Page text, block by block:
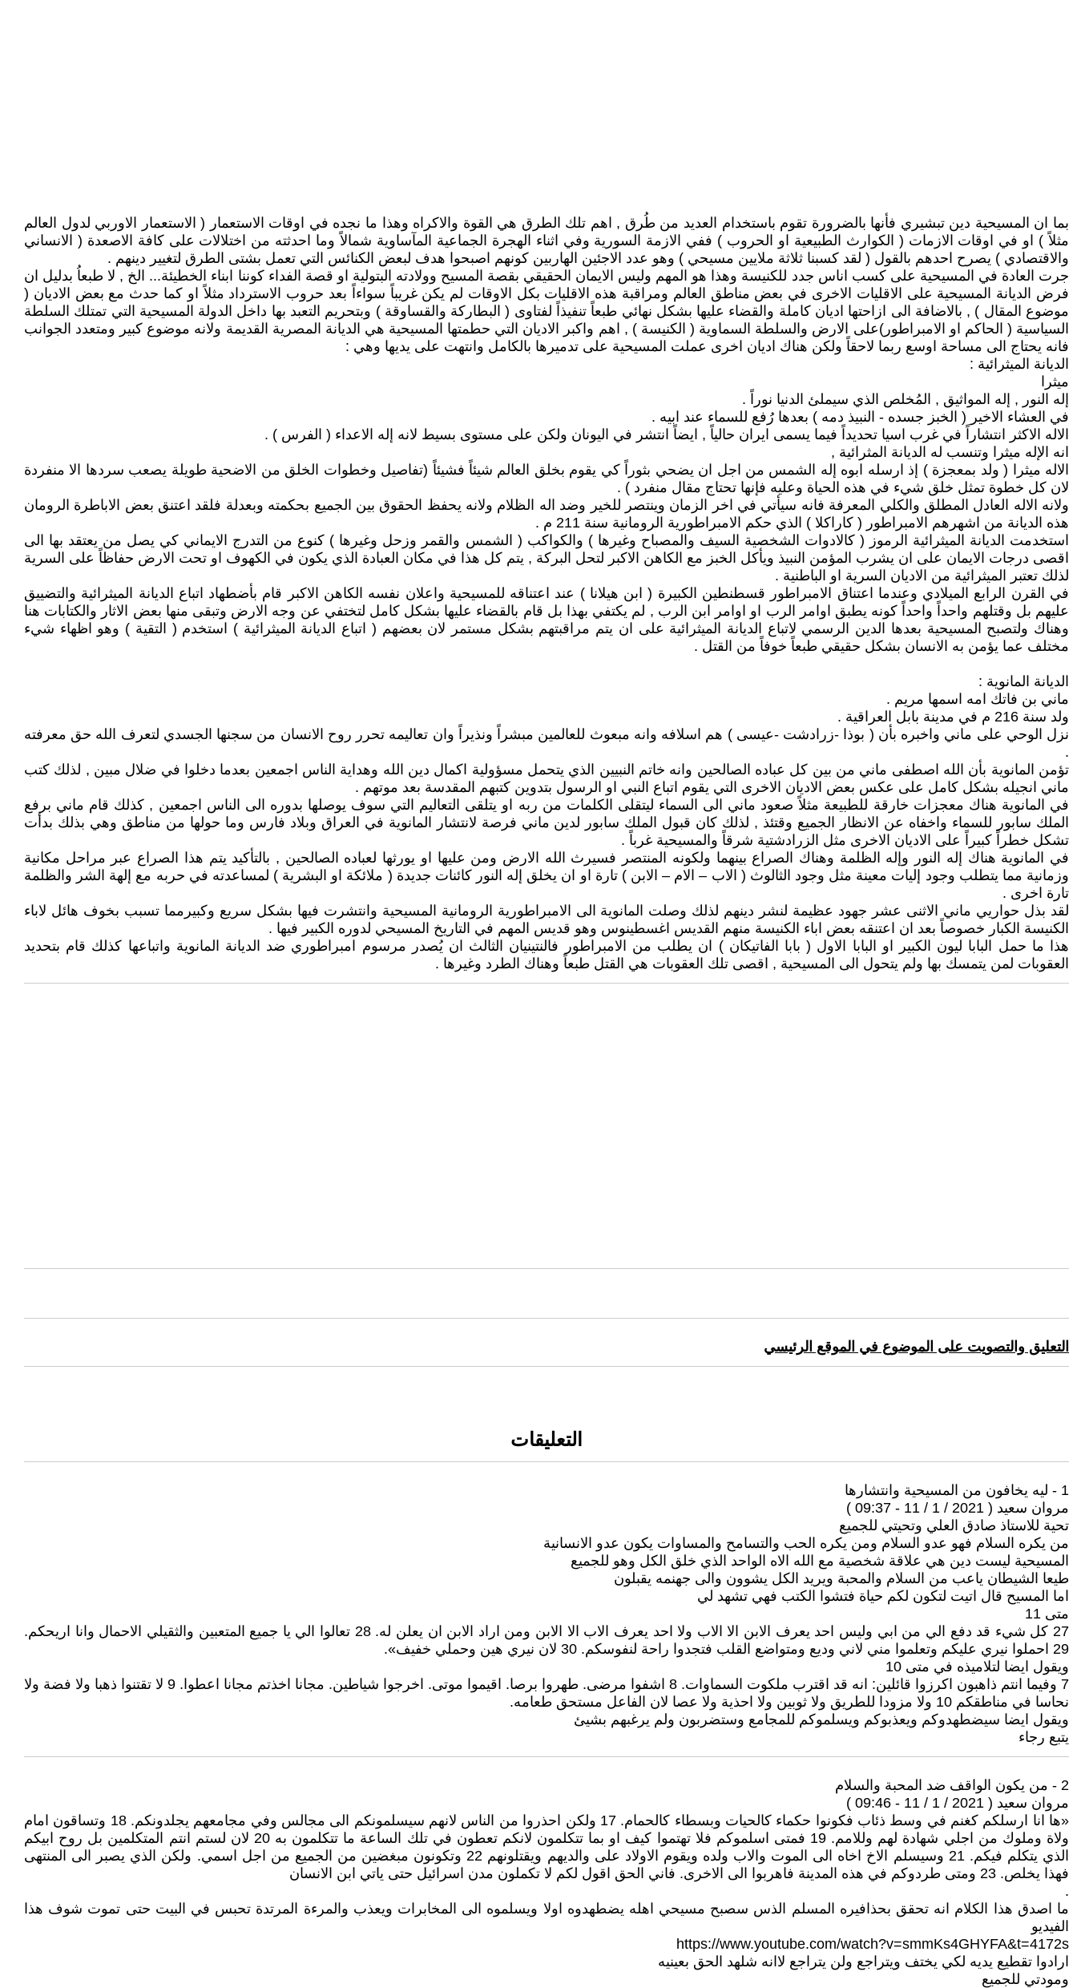
بما ان المسيحية دين تبشيري فأنها بالضرورة تقوم باستخدام العديد من طُرق , اهم تلك الطرق هي القوة والاكراه وهذا ما نجده في اوقات الاستعمار ( الاستعمار الاوربي لدول العالم
مثلاً ) او في اوقات الازمات ( الكوارث الطبيعية او الحروب ) ففي الازمة السورية وفي اثناء الهجرة الجماعية المآساوية شمالاً وما احدثته من اختلالات على كافة الاصعدة ( الانساني
والاقتصادي ) يصرح احدهم بالقول ( لقد كسبنا ثلاثة ملايين مسيحي ) وهو عدد الاجئين الهاربين كونهم اصبحوا هدف لبعض الكنائس التي تعمل بشتى الطرق لتغيير دينهم .
جرت العادة في المسيحية على كسب اناس جدد للكنيسة وهذا هو المهم وليس الايمان الحقيقي بقصة المسيح وولادته البتولية او قصة الفداء كوننا ابناء الخطيئة... الخ , لا طبعاُ بدليل ان
فرض الديانة المسيحية على الاقليات الاخرى في بعض مناطق العالم ومراقبة هذه الاقليات بكل الاوقات لم يكن غريباً سواءاً بعد حروب الاسترداد مثلاً او كما حدث مع بعض الاديان (
موضوع المقال ) , بالاضافة الى ازاحتها اديان كاملة والقضاء عليها بشكل نهائي طبعاً تنفيذاً لفتاوى ( البطاركة والقساوقة ) وبتحريم التعبد بها داخل الدولة المسيحية التي تمتلك السلطة
السياسية ( الحاكم او الامبراطور)على الارض والسلطة السماوية ( الكنيسة ) , اهم واكبر الاديان التي حطمتها المسيحية هي الديانة المصرية القديمة ولانه موضوع كبير ومتعدد الجوانب
فانه يحتاج الى مساحة اوسع ربما لاحقاً ولكن هناك اديان اخرى عملت المسيحية على تدميرها بالكامل وانتهت على يديها وهي :
الديانة الميثرائية :
ميثرا
إله النور , إله المواثيق , المُخلص الذي سيملئ الدنيا نوراً .
في العشاء الاخير ( الخبز جسده - النبيذ دمه ) بعدها رُفع للسماء عند ابيه .
الاله الاكثر انتشاراً في غرب اسيا تحديداً فيما يسمى ايران حالياً , ايضاً انتشر في اليونان ولكن على مستوى بسيط لانه إله الاعداء ( الفرس ) .
انه الإله ميثرا وتنسب له الديانة المثرائية ,
الاله ميثرا ( ولد بمعجزة ) إذ ارسله ابوه إله الشمس من اجل ان يضحي بثوراً كي يقوم بخلق العالم شيئاً فشيئاً (تفاصيل وخطوات الخلق من الاضحية طويلة يصعب سردها الا منفردة
لان كل خطوة تمثل خلق شيء في هذه الحياة وعليه فإنها تحتاج مقال منفرد ) .
ولانه الاله العادل المطلق والكلي المعرفة فانه سيأتي في اخر الزمان وينتصر للخير وضد اله الظلام ولانه يحفظ الحقوق بين الجميع بحكمته وبعدلة فلقد اعتنق بعض الاباطرة الرومان
هذه الديانة من اشهرهم الامبراطور ( كاراكلا ) الذي حكم الامبراطورية الرومانية سنة 211 م .
استخدمت الديانة الميثرائية الرموز ( كالادوات الشخصية السيف والمصباح وغيرها ) والكواكب ( الشمس والقمر وزحل وغيرها ) كنوع من التدرج الايماني كي يصل من يعتقد بها الى
اقصى درجات الايمان على ان يشرب المؤمن النبيذ ويأكل الخبز مع الكاهن الاكبر لتحل البركة , يتم كل هذا في مكان العبادة الذي يكون في الكهوف او تحت الارض حفاظاً على السرية
لذلك تعتبر الميثرائية من الاديان السرية او الباطنية .
في القرن الرابع الميلادي وعندما اعتناق الامبراطور قسطنطين الكبيرة ( ابن هيلانا ) عند اعتناقه للمسيحية واعلان نفسه الكاهن الاكبر قام بأضطهاد اتباع الديانة الميثرائية والتضييق
عليهم بل وقتلهم واحداً واحداً كونه يطبق اوامر الرب او اوامر ابن الرب , لم يكتفي بهذا بل قام بالقضاء عليها بشكل كامل لتختفي عن وجه الارض وتبقى منها بعض الاثار والكتابات هنا
وهناك ولتصبح المسيحية بعدها الدين الرسمي لاتباع الديانة الميثرائية على ان يتم مراقبتهم بشكل مستمر لان بعضهم ( اتباع الديانة الميثرائية ) استخدم ( التقية ) وهو اظهاء شيء
مختلف عما يؤمن به الانسان بشكل حقيقي طبعاً خوفاً من القتل .
الديانة المانوية :
ماني بن فاتك امه اسمها مريم .
ولد سنة 216 م في مدينة بابل العراقية .
نزل الوحي على ماني واخبره بأن ( بوذا -زرادشت -عيسى ) هم اسلافه وانه مبعوث للعالمين مبشراً ونذيراً وان تعاليمه تحرر روح الانسان من سجنها الجسدي لتعرف الله حق معرفته
.
تؤمن المانوية بأن الله اصطفى ماني من بين كل عباده الصالحين وانه خاتم النبيين الذي يتحمل مسؤولية اكمال دين الله وهداية الناس اجمعين بعدما دخلوا في ضلال مبين , لذلك كتب
ماني انجيله بشكل كامل على عكس بعض الاديان الاخرى التي يقوم اتباع النبي او الرسول بتدوين كتبهم المقدسة بعد موتهم .
في المانوية هناك معجزات خارقة للطبيعة مثلاً صعود ماني الى السماء ليتقلى الكلمات من ربه او يتلقى التعاليم التي سوف يوصلها بدوره الى الناس اجمعين , كذلك قام ماني برفع
الملك سابور للسماء واخفاه عن الانظار الجميع وقتئذ , لذلك كان قبول الملك سابور لدين ماني فرصة لانتشار المانوية في العراق وبلاد فارس وما حولها من مناطق وهي بذلك بدأت
تشكل خطراً كبيراً على الاديان الاخرى مثل الزرادشتية شرقاً والمسيحية غرباً .
في المانوية هناك إله النور وإله الظلمة وهناك الصراع بينهما ولكونه المنتصر فسيرث الله الارض ومن عليها او يورثها لعباده الصالحين , بالتأكيد يتم هذا الصراع عبر مراحل مكانية
وزمانية مما يتطلب وجود إليات معينة مثل وجود الثالوث ( الاب – الام – الابن ) تارة او ان يخلق إله النور كائنات جديدة ( ملائكة او البشرية ) لمساعدته في حربه مع إلهة الشر والظلمة
تارة اخرى .
لقد بذل حواريي ماني الاثنى عشر جهود عظيمة لنشر دينهم لذلك وصلت المانوية الى الامبراطورية الرومانية المسيحية وانتشرت فيها بشكل سريع وكبيرمما تسبب بخوف هائل لاباء
الكنيسة الكبار خصوصاً بعد ان اعتنقه بعض اباء الكنيسة منهم القديس اغسطينوس وهو قديس المهم في التاريخ المسيحي لدوره الكبير فيها .
هذا ما حمل البابا ليون الكبير او البابا الاول ( بابا الفاتيكان ) ان يطلب من الامبراطور فالنتينيان الثالث ان يُصدر مرسوم امبراطوري ضد الديانة المانوية واتباعها كذلك قام بتحديد
العقوبات لمن يتمسك بها ولم يتحول الى المسيحية , اقصى تلك العقوبات هي القتل طبعاً وهناك الطرد وغيرها .
التعليق والتصويت على الموضوع في الموقع الرئيسي
التعليقات
1 - ليه يخافون من المسيحية وانتشارها
مروان سعيد ( 2021 / 1 / 11 - 09:37 )
تحية للاستاذ صادق العلي وتحيتي للجميع
من يكره السلام فهو عدو السلام ومن يكره الحب والتسامح والمساوات يكون عدو الانسانية
المسيحية ليست دين هي علاقة شخصية مع الله الاه الواحد الذي خلق الكل وهو للجميع
طيعا الشيطان ياعب من السلام والمحبة ويريد الكل يشوون والى جهنمه يقبلون
اما المسيح قال اتيت لتكون لكم حياة فتشوا الكتب فهي تشهد لي
متى 11
27 كل شيء قد دفع الي من ابي وليس احد يعرف الابن الا الاب ولا احد يعرف الاب الا الابن ومن اراد الابن ان يعلن له. 28 تعالوا الي يا جميع المتعبين والثقيلي الاحمال وانا اريحكم.
29 احملوا نيري عليكم وتعلموا مني لاني وديع ومتواضع القلب فتجدوا راحة لنفوسكم. 30 لان نيري هين وحملي خفيف».
ويقول ايضا لتلاميذه في متى 10
7 وفيما انتم ذاهبون اكرزوا قائلين: انه قد اقترب ملكوت السماوات. 8 اشفوا مرضى. طهروا برصا. اقيموا موتى. اخرجوا شياطين. مجانا اخذتم مجانا اعطوا. 9 لا تقتنوا ذهبا ولا فضة ولا
نحاسا في مناطقكم 10 ولا مزودا للطريق ولا ثوبين ولا احذية ولا عصا لان الفاعل مستحق طعامه.
ويقول ايضا سيضطهدوكم ويعذبوكم ويسلموكم للمجامع وستضربون ولم يرغبهم بشيئ
يتبع رجاء
2 - من يكون الواقف ضد المحبة والسلام
مروان سعيد ( 2021 / 1 / 11 - 09:46 )
«ها انا ارسلكم كغنم في وسط ذئاب فكونوا حكماء كالحيات وبسطاء كالحمام. 17 ولكن احذروا من الناس لانهم سيسلمونكم الى مجالس وفي مجامعهم يجلدونكم. 18 وتساقون امام
ولاة وملوك من اجلي شهادة لهم وللامم. 19 فمتى اسلموكم فلا تهتموا كيف او بما تتكلمون لانكم تعطون في تلك الساعة ما تتكلمون به 20 لان لستم انتم المتكلمين بل روح ابيكم
الذي يتكلم فيكم. 21 وسيسلم الاخ اخاه الى الموت والاب ولده ويقوم الاولاد على والديهم ويقتلونهم 22 وتكونون مبغضين من الجميع من اجل اسمي. ولكن الذي يصبر الى المنتهى
فهذا يخلص. 23 ومتى طردوكم في هذه المدينة فاهربوا الى الاخرى. فاني الحق اقول لكم لا تكملون مدن اسرائيل حتى ياتي ابن الانسان
.
ما اصدق هذا الكلام انه تحقق بحذافيره المسلم الذس سصبح مسيحي اهله يضطهدوه اولا ويسلموه الى المخابرات ويعذب والمرءة المرتدة تحبس في البيت حتى تموت شوف هذا
الفيديو
https://www.youtube.com/watch?v=smmKs4GHYFA&t=4172s
ارادوا تقطيع يديه لكي يختف ويتراجع ولن يتراجع لاانه شلهد الحق بعينيه
ومودتي للجميع